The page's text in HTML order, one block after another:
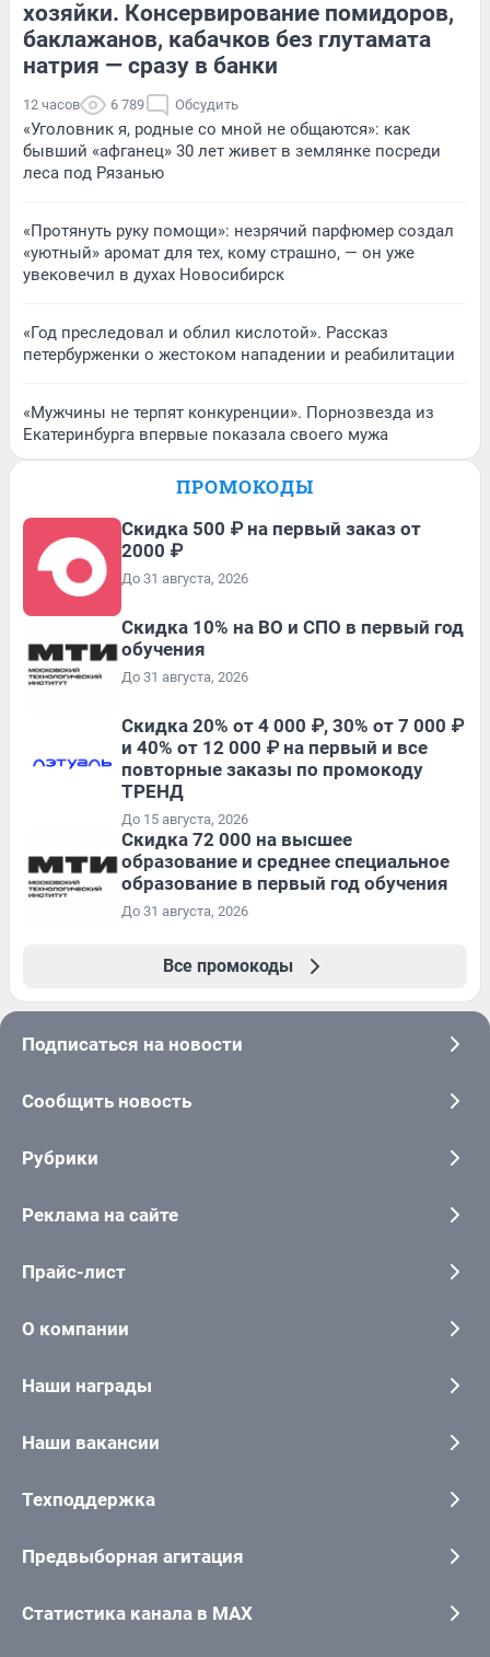
хозяйки. Консервирование помидоров,
баклажанов, кабачков без глутамата
натрия — сразу в банки
12 часов 6 789 Обсудить
«Уголовник я, родные со мной не общаются»: как
бывший «афганец» 30 лет живет в землянке посреди
леса под Рязанью
«Протянуть руку помощи»: незрячий парфюмер создал
«уютный» аромат для тех, кому страшно, — он уже
увековечил в духах Новосибирск
«Год преследовал и облил кислотой». Рассказ
петербурженки о жестоком нападении и реабилитации
«Мужчины не терпят конкуренции». Порнозвезда из
Екатеринбурга впервые показала своего мужа
ПРОМОКОДЫ
Скидка 500 ₽ на первый заказ от
2000 ₽
До 31 августа, 2026
Скидка 10% на ВО и СПО в первый год
обучения
До 31 августа, 2026
Скидка 20% от 4 000 ₽, 30% от 7 000 ₽
и 40% от 12 000 ₽ на первый и все
повторные заказы по промокоду
ТРЕНД
До 15 августа, 2026
Скидка 72 000 на высшее
образование и среднее специальное
образование в первый год обучения
До 31 августа, 2026
Все промокоды
Подписаться на новости
Сообщить новость
Рубрики
Реклама на сайте
Прайс-лист
О компании
Наши награды
Наши вакансии
Техподдержка
Предвыборная агитация
Статистика канала в MAX